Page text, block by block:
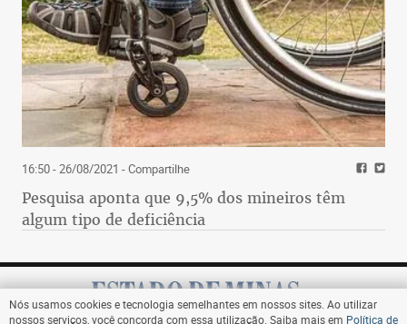
16:50 - 26/08/2021 - Compartilhe
Pesquisa aponta que 9,5% dos mineiros têm
algum tipo de deficiência
Nós usamos cookies e tecnologia semelhantes em nossos sites. Ao utilizar
nossos serviços, você concorda com essa utilização. Saiba mais em Política de